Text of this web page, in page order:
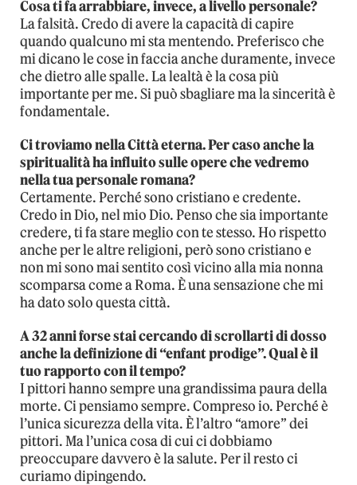
Cosa ti fa arrabbiare, invece, a livello personale?
La falsità. Credo di avere la capacità di capire
quando qualcuno mi sta mentendo. Preferisco che
mi dicano le cose in faccia anche duramente, invece
che dietro alle spalle. La lealtà è la cosa più
importante per me. Si può sbagliare ma la sincerità è
fondamentale.
Ci troviamo nella Città eterna. Per caso anche la
spiritualità ha influito sulle opere che vedremo
nella tua personale romana?
Certamente. Perché sono cristiano e credente.
Credo in Dio, nel mio Dio. Penso che sia importante
credere, ti fa stare meglio con te stesso. Ho rispetto
anche per le altre religioni, però sono cristiano e
non mi sono mai sentito così vicino alla mia nonna
scomparsa come a Roma. È una sensazione che mi
ha dato solo questa città.
A 32 anni forse stai cercando di scrollarti di dosso
anche la definizione di “enfant prodige”. Qual è il
tuo rapporto con il tempo?
I pittori hanno sempre una grandissima paura della
morte. Ci pensiamo sempre. Compreso io. Perché è
l’unica sicurezza della vita. È l’altro “amore” dei
pittori. Ma l’unica cosa di cui ci dobbiamo
preoccupare davvero è la salute. Per il resto ci
curiamo dipingendo.